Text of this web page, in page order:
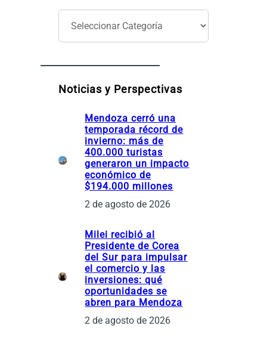
C
t
g
rNoticias y Perspectivas
Mendoza cerró una
temporada récord de
invierno: más de
400.000 turistas
generaron un impacto
económico de
$194.000 millones
2 de agosto de 2026
Milei recibió al
Presidente de Corea
del Sur para impulsar
el comercio y las
inversiones: qué
oportunidades se
abren para Mendoza
2 de agosto de 2026